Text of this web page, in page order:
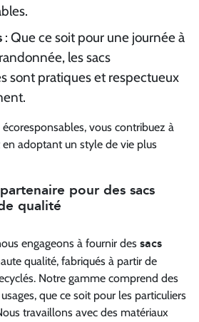
: Que ce soit pour une journée à
les sacs
sont pratiques et respectueux
vous contribuez à
adoptant un style de vie plus
pour des sacs
qualité
engageons à fournir des sacs
qualité, fabriqués à partir de
Notre gamme comprend des
que ce soit pour les particuliers
travaillons avec des matériaux